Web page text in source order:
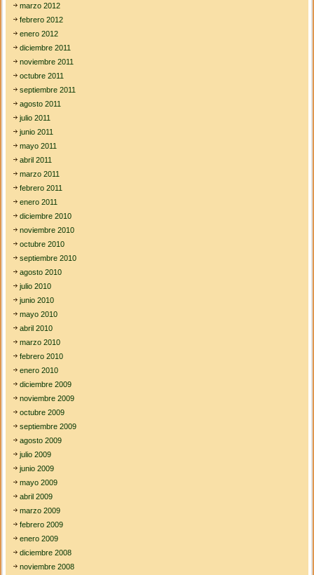
marzo 2012
febrero 2012
enero 2012
diciembre 2011
noviembre 2011
octubre 2011
septiembre 2011
agosto 2011
julio 2011
junio 2011
mayo 2011
abril 2011
marzo 2011
febrero 2011
enero 2011
diciembre 2010
noviembre 2010
octubre 2010
septiembre 2010
agosto 2010
julio 2010
junio 2010
mayo 2010
abril 2010
marzo 2010
febrero 2010
enero 2010
diciembre 2009
noviembre 2009
octubre 2009
septiembre 2009
agosto 2009
julio 2009
junio 2009
mayo 2009
abril 2009
marzo 2009
febrero 2009
enero 2009
diciembre 2008
noviembre 2008